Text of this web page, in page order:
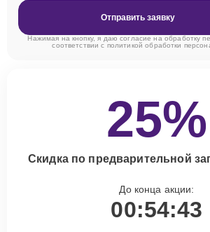
Отправить заявку
Нажимая на кнопку, я даю согласие на обработку
соответствии с политикой обработки
25%
Скидка по предварительной
До конца акции:
00:54:42